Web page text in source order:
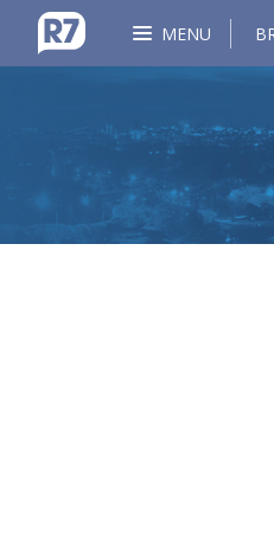
MENU